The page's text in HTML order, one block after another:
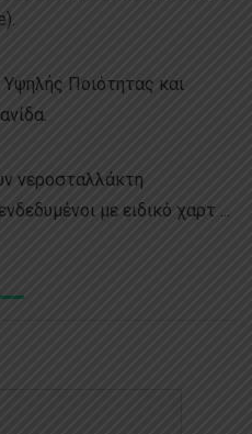
Ποιότητας και
νεροσταλλάκτη
με ειδικό χαρτ ...